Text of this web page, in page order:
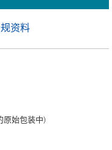
资料
原始包装中)